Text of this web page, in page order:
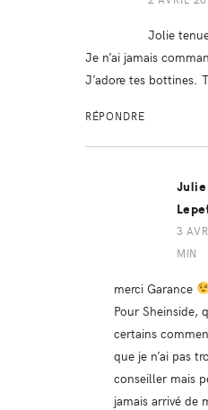
Jolie
Je n’ai jamais
J’adore tes bottines.
RÉPONDRE
Julie
3
MIN
merci Garance
Pour Sheinside,
certains
que je n’ai pas
conseiller mais
jamais arrivé de